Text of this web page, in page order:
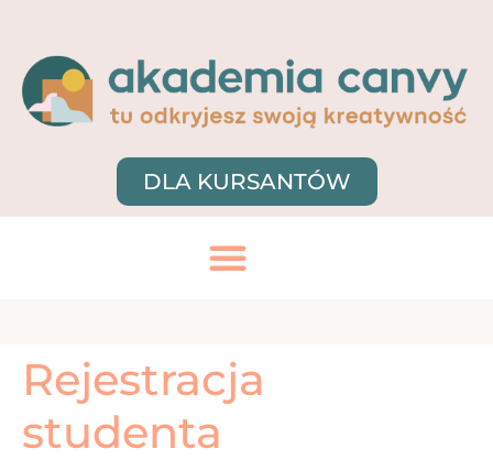
DLA KURSANTÓW
Rejestracja
studenta